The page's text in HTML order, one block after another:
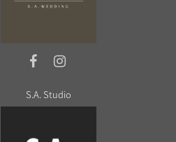
S.A. Studio